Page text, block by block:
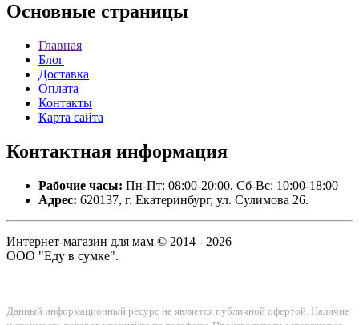
Основные страницы
Главная
Блог
Доставка
Оплата
Контакты
Карта сайта
Контактная информация
Рабочие часы: Пн-Пт: 08:00-20:00, Сб-Вс: 10:00-18:00
Адрес: 620137, г. Екатеринбург, ул. Сулимова 26.
Интернет-магазин для мам © 2014 - 2026
ООО "Еду в сумке".
Данный информационный ресурс не является публичной офертой. Наличие